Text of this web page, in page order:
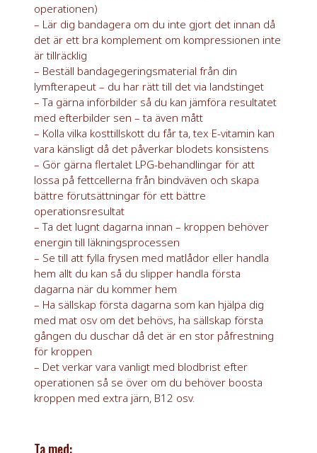
operationen)
– Lär dig bandagera om du inte gjort det innan då
det är ett bra komplement om kompressionen inte
är tillräcklig
– Beställ bandagegeringsmaterial från din
lymfterapeut – du har rätt till det via landstinget
– Ta gärna införbilder så du kan jämföra resultatet
med efterbilder sen – ta även mått
– Kolla vilka kosttillskott du får ta, tex E-vitamin kan
vara känsligt då det påverkar blodets konsistens
– Gör gärna flertalet LPG-behandlingar för att
lossa på fettcellerna från bindväven och skapa
bättre förutsättningar för ett bättre
operationsresultat
– Ta det lugnt dagarna innan – kroppen behöver
energin till läkningsprocessen
– Se till att fylla frysen med matlådor eller handla
hem allt du kan så du slipper handla första
dagarna när du kommer hem
– Ha sällskap första dagarna som kan hjälpa dig
med mat osv om det behövs, ha sällskap första
gången du duschar då det är en stor påfrestning
för kroppen
– Det verkar vara vanligt med blodbrist efter
operationen så se över om du behöver boosta
kroppen med extra järn, B12 osv.
Ta med: